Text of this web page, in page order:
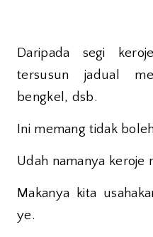
Daripada segi
tersusun jadual
bengkel, dsb.
Ini memang tidak
Udah namanya keroje
Makanya kita
ye.